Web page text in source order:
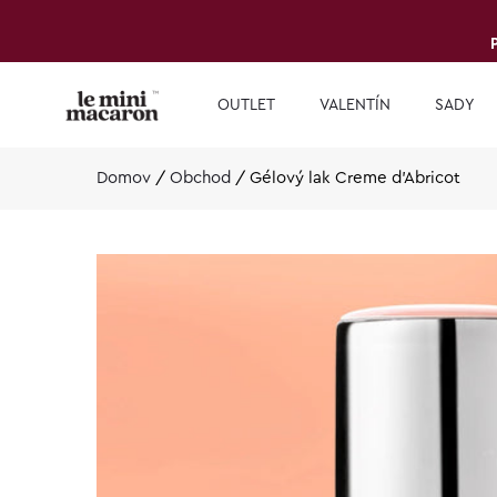
OUTLET VALENTÍN SADY
Domov / Obchod / Gélový lak Creme d’Abricot